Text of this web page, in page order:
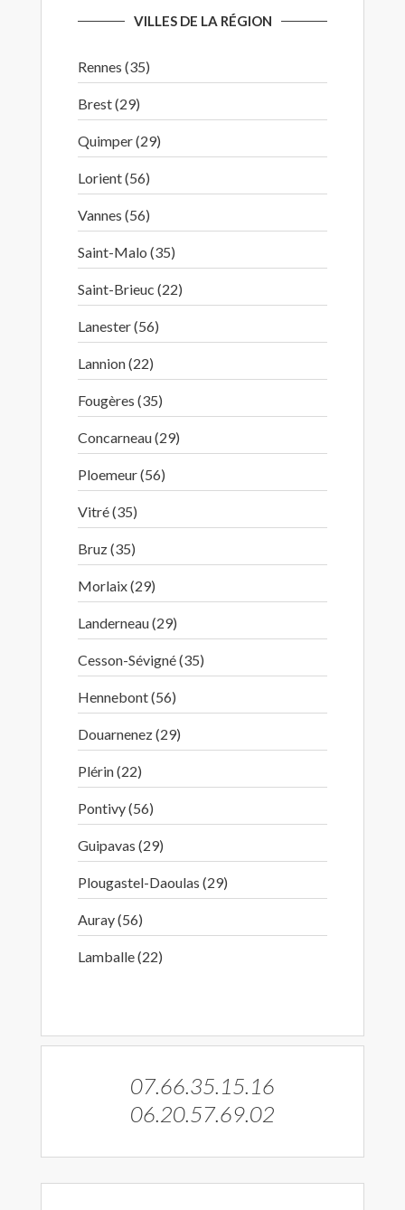
VILLES DE LA RÉGION
Rennes (35)
Brest (29)
Quimper (29)
Lorient (56)
Vannes (56)
Saint-Malo (35)
Saint-Brieuc (22)
Lanester (56)
Lannion (22)
Fougères (35)
Concarneau (29)
Ploemeur (56)
Vitré (35)
Bruz (35)
Morlaix (29)
Landerneau (29)
Cesson-Sévigné (35)
Hennebont (56)
Douarnenez (29)
Plérin (22)
Pontivy (56)
Guipavas (29)
Plougastel-Daoulas (29)
Auray (56)
Lamballe (22)
07.66.35.15.16
06.20.57.69.02